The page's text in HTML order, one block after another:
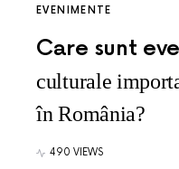
EVENIMENTE
Care sunt
culturale
în România?
490 VIEWS